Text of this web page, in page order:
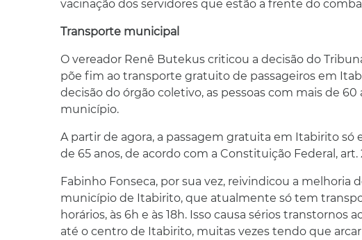
vacinação dos servidores que estão a frente do
Transporte municipal
O vereador Renê Butekus criticou a decisão do
põe fim ao transporte gratuito de passageiros em
decisão do órgão coletivo, as pessoas com mais de
município.
A partir de agora, a passagem gratuita em Itabirito só
de 65 anos, de acordo com a Constituição Federal, art.
Fabinho Fonseca, por sua vez, reivindicou a melhoria
município de Itabirito, que atualmente só tem
horários, às 6h e às 18h. Isso causa sérios transtornos
até o centro de Itabirito, muitas vezes tendo que